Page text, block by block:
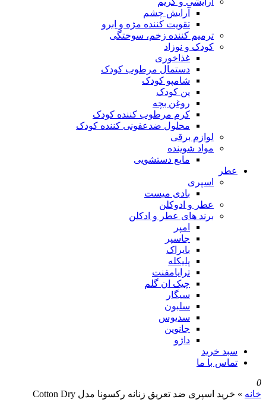
آرایش چشم
تقویت کننده مژه و ابرو
ترمیم کننده زخم، سوختگی
کودک و نوزاد
غذاخوری
دستمال مرطوب کودک
شامپو کودک
پن کودک
روغن بچه
کرم مرطوب کننده کودک
محلول ضدعفونی کننده کودک
لوازم برقی
مواد شوینده
مایع دستشویی
عطر
اسپری
بادی میست
عطر و ادوکلن
برند های عطر و ادکلن
امپر
جاسپر
بایراک
پلیکله
ترایامفنت
چیک ان گلم
سیگار
سلبون
سدیوس
جانوین
داژو
سبد خرید
تماس با ما
0
خانه » خرید اسپری ضد تعریق زنانه رکسونا مدل Cotton Dry